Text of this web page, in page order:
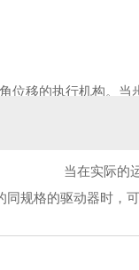
位移的执行机构。
冲个数来控制角位
当在实际的
同规格的驱动器时，